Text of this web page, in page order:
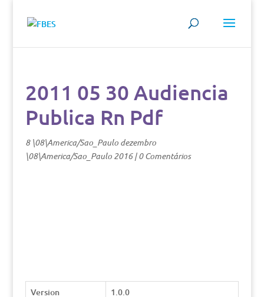
2011 05 30 Audiencia
Publica Rn Pdf
8 \08\America/Sao_Paulo dezembro
\08\America/Sao_Paulo 2016|0 Comentários
Version
1.0.0